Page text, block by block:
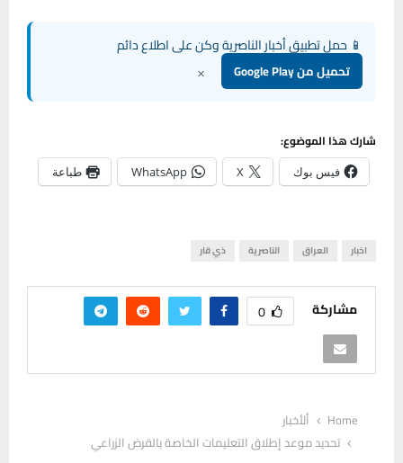
📱 حمل تطبيق أخبار الناصرية وكن على اطلاع دائم
تحميل من Google Play ×
شارك هذا الموضوع:
فيس بوك X
WhatsApp طباعة
اخبار العراق الناصرية ذي قار
مشاركة 0
Home
ألأخبار
تحديد موعد إطلاق التعليمات الخاصة بالقرض الزراعي